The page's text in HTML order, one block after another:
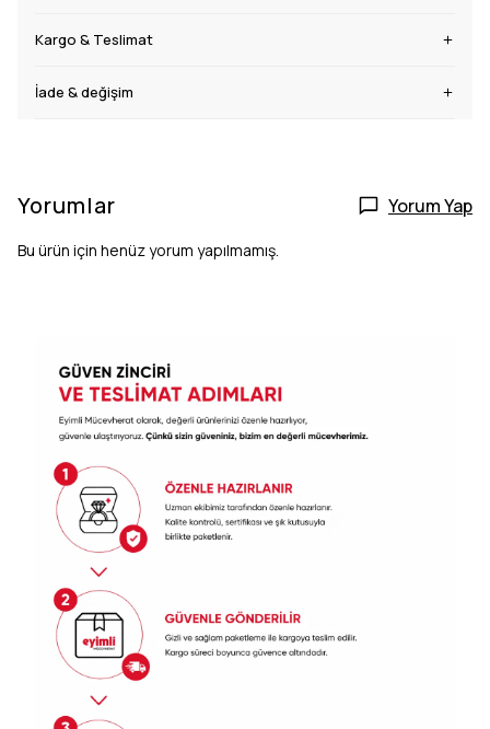
Kargo & Teslimat
İade & değişim
Yorumlar Yorum Yap
Bu ürün için henüz yorum yapılmamış.